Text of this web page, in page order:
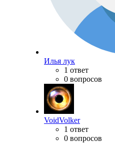
Илья лук
1 ответ
0 вопросов
VoidVolker
1 ответ
0 вопросов